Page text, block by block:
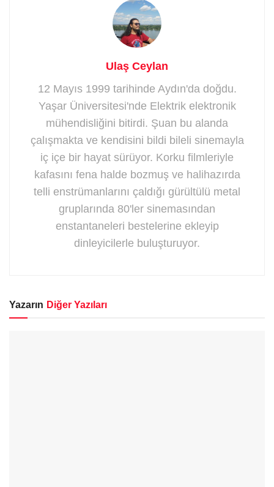
Ulaş Ceylan
12 Mayıs 1999 tarihinde Aydın'da doğdu.
Yaşar Üniversitesi'nde Elektrik elektronik
mühendisliğini bitirdi. Şuan bu alanda
çalışmakta ve kendisini bildi bileli sinemayla
iç içe bir hayat sürüyor. Korku filmleriyle
kafasını fena halde bozmuş ve halihazırda
telli enstrümanlarını çaldığı gürültülü metal
gruplarında 80'ler sinemasından
enstantaneleri bestelerine ekleyip
dinleyicilerle buluşturuyor.
Yazarın Diğer Yazıları